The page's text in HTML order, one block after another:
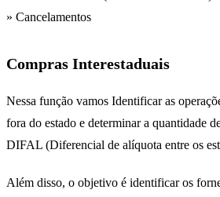
» Cancelamentos
Compras Interestaduais
Nessa função vamos Identificar as
fora do estado e determinar a quantidade
DIFAL (Diferencial de alíquota entre os
Além disso, o objetivo é identificar os